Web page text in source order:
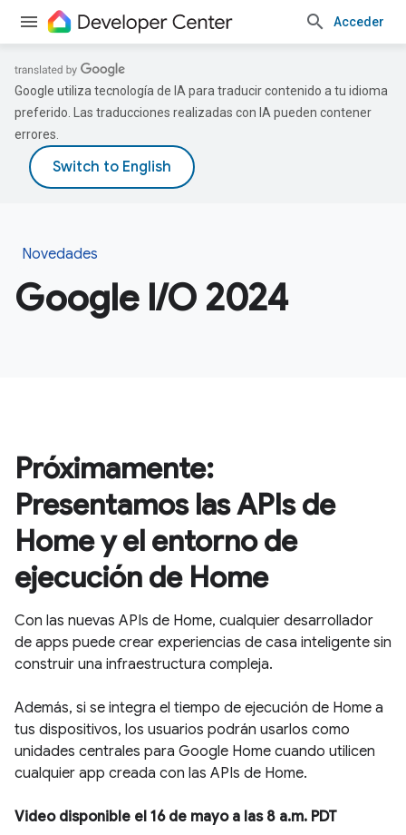
Acceder
Google utiliza tecnología de IA para traducir contenido a tu idioma
preferido. Las traducciones realizadas con IA pueden contener
errores.
Novedades
Google I/O 2024
Próximamente:
Presentamos las APIs de
Home y el entorno de
ejecución de Home
Con las nuevas APIs de Home, cualquier desarrollador
de apps puede crear experiencias de casa inteligente sin
construir una infraestructura compleja.
Además, si se integra el tiempo de ejecución de Home a
tus dispositivos, los usuarios podrán usarlos como
unidades centrales para Google Home cuando utilicen
cualquier app creada con las APIs de Home.
Video disponible el 16 de mayo a las 8 a.m. PDT